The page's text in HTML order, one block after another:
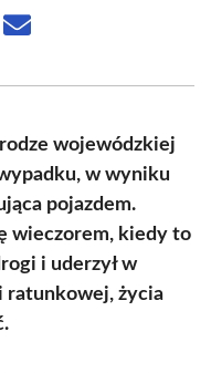
Share
wojewódzkiej
w wyniku
pojazdem.
wieczorem, kiedy to
i uderzył w
ratunkowej, życia